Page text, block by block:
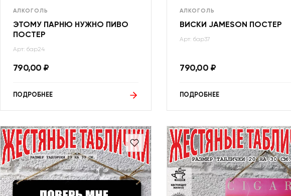
АЛКОГОЛЬ
ЭТОМУ ПАРНЮ НУЖНО ПИВО
ПОСТЕР
Арт: бар24
790,00 ₽
ПОДРОБНЕЕ
АЛКОГОЛЬ
ВИСКИ JAMESON ПОСТЕР
Арт: бар37
790,00 ₽
ПОДРОБНЕЕ